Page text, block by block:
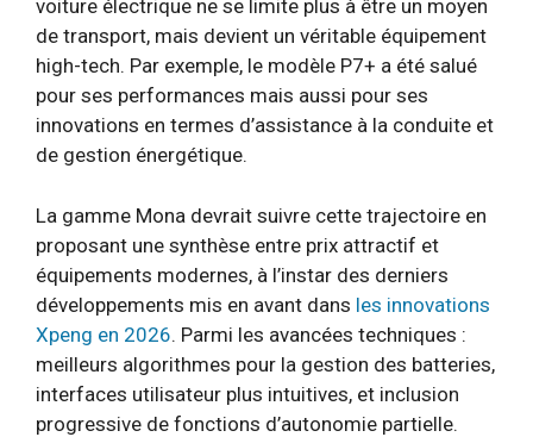
voiture électrique ne se limite plus à être un moyen
de transport, mais devient un véritable équipement
high-tech. Par exemple, le modèle P7+ a été salué
pour ses performances mais aussi pour ses
innovations en termes d’assistance à la conduite et
de gestion énergétique.
La gamme Mona devrait suivre cette trajectoire en
proposant une synthèse entre prix attractif et
équipements modernes, à l’instar des derniers
développements mis en avant dans les innovations
Xpeng en 2026. Parmi les avancées techniques :
meilleurs algorithmes pour la gestion des batteries,
interfaces utilisateur plus intuitives, et inclusion
progressive de fonctions d’autonomie partielle.